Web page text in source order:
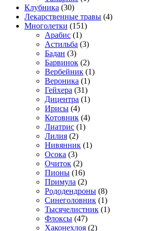
Клубника (30)
Лекарственные травы (4)
Многолетки (151)
Арабис (1)
Астильба (3)
Бадан (3)
Барвинок (2)
Вербейник (1)
Вероника (1)
Гейхера (31)
Дицентра (1)
Ирисы (4)
Котовник (4)
Лиатрис (1)
Лилия (2)
Нивянник (1)
Осока (3)
Очиток (2)
Пионы (16)
Примула (2)
Рододендроны (8)
Синеголовник (1)
Тысячелистник (1)
Флоксы (47)
Хаконехлоя (2)